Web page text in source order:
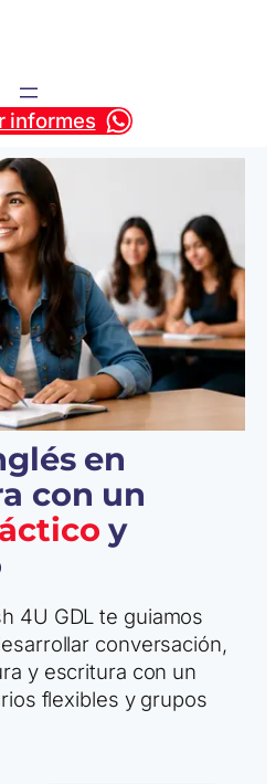
informes
en
con un
y
4U GDL te guiamos
conversación,
y escritura con un
flexibles y grupos